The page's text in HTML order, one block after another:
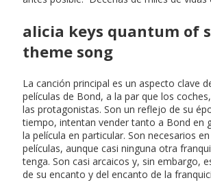
alicia keys quantum of
theme song
La canción principal es un aspecto clave
películas de Bond, a la par que los
las protagonistas. Son un reflejo de su
tiempo, intentan vender tanto a Bond en
la película en particular. Son necesarios
películas, aunque casi ninguna otra
tenga. Son casi arcaicos y, sin embargo,
de su encanto y del encanto de la